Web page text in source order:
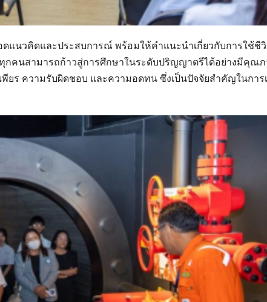
ดแนวคิดและประสบการณ์ พร้อมให้คำแนะนำเกี่ยวกับการใช้ชี
กคนสามารถก้าวสู่การศึกษาในระดับปริญญาตรีได้อย่างมีคุณ
ยร ความรับผิดชอบ และความอดทน ซึ่งเป็นปัจจัยสำคัญในการ